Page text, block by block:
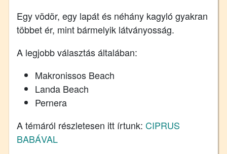
Egy vödör, egy lapát és néhány kagyló gyakran
többet ér, mint bármelyik látványosság.
A legjobb választás általában:
Makronissos Beach
Landa Beach
Pernera
A témáról részletesen itt írtunk: CIPRUS
BABÁVAL